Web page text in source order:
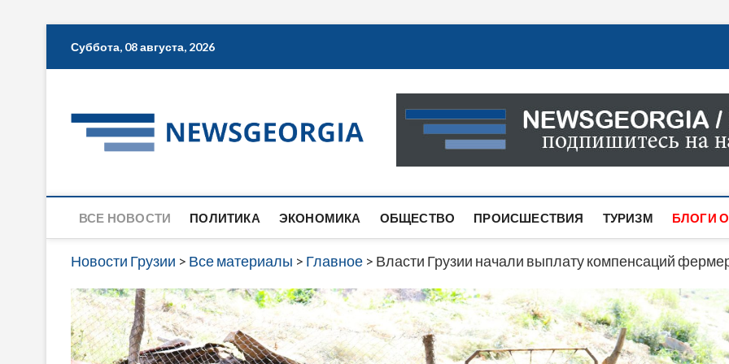
Суббота, 08 августа, 2026
Новости Грузии
САМАЯ АКТУАЛЬНАЯ ИНФОРМАЦИЯ О СОБЫТИЯХ
САЙТЕ ВЫ НАЙДЕТЕ НОВОСТИ ПОЛИТИКИ,
ВСЕ НОВОСТИ ПОЛИТИКА ЭКОНОМИКА ОБЩЕСТВО ПРОИСШЕСТВИЯ ТУРИЗМ БЛОГИ
Новости Грузии > Все материалы > Главное > Власти Грузии начали выплату компенсаций